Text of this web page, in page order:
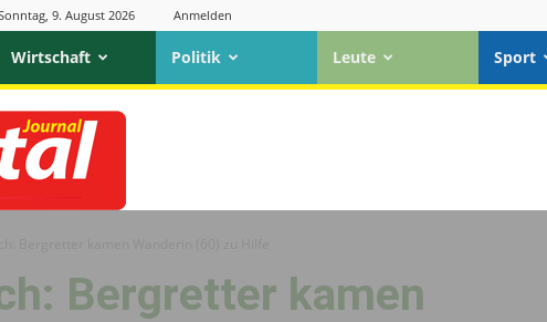
9. August 2026 Anmelden
Wirtschaft Politik Leute Sport
Bergretter kamen